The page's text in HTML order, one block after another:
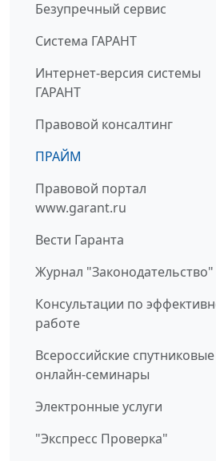
Безупречный сервис
Система ГАРАНТ
Интернет-версия системы
ГАРАНТ
Правовой консалтинг
ПРАЙМ
Правовой портал
www.garant.ru
Вести Гаранта
Журнал "Законодательство"
Консультации по
работе
Всероссийские спутниковые
онлайн-семинары
Электронные услуги
"Экспресс Проверка"